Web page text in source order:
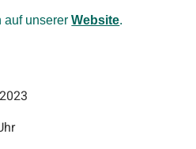
auf unsererWebsite.